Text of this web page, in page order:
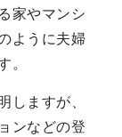
家やマンシ
ように夫婦
。
しますが、
ンなどの登